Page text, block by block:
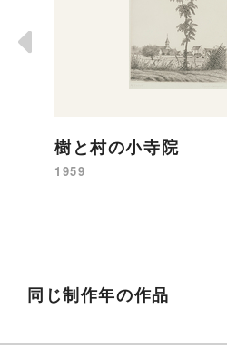
樹と村の小寺院
1959
同じ制作年の作品